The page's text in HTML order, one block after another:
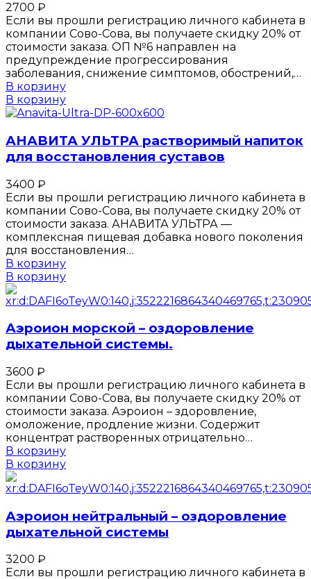
2700 ₽
Если вы прошли регистрацию личного кабинета в
компании Сово-Сова, вы получаете скидку 20% от
стоимости заказа. ОП №6 направлен на
предупреждение прогрессирования
заболевания, снижение симптомов, обострений,…
В корзину
В корзину
АНАВИТА УЛЬТРА растворимый напиток
для восстановления суставов
3400 ₽
Если вы прошли регистрацию личного кабинета в
компании Сово-Сова, вы получаете скидку 20% от
стоимости заказа. АНАВИТА УЛЬТРА —
комплексная пищевая добавка нового поколения
для восстановления…
В корзину
В корзину
Аэроион морской – оздоровление
дыхательной системы.
3600 ₽
Если вы прошли регистрацию личного кабинета в
компании Сово-Сова, вы получаете скидку 20% от
стоимости заказа. Аэроион – здоровление,
омоложение, продление жизни. Содержит
концентрат растворенных отрицательно…
В корзину
В корзину
Аэроион нейтральный – оздоровление
дыхательной системы
3200 ₽
Если вы прошли регистрацию личного кабинета в